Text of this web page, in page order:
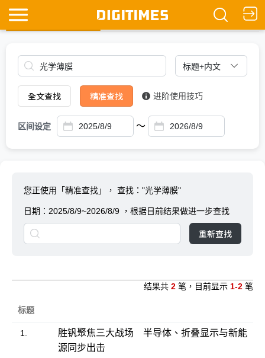
Ask DIGITIMES
全文查找 精准查找 进阶使用技巧
区间设定 ～
您正使用「精准查找」， 查找："光学薄膜"
日期： 2025/8/9~2026/8/9 ，根据目前结果做进一步查找
重新查找
结果共 2 笔，目前显示 1-2 笔
标题
1.
胜钒聚焦三大战场 半导体、折叠显示与新能
源同步出击